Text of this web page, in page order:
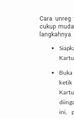
Cara unreg
cukup
langkahnya.
ketik
ini,